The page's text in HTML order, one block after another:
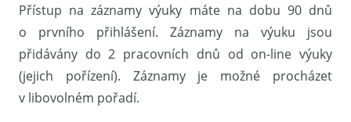
Přístup na záznamy výuky máte na dobu 90 dnů
o prvního přihlášení. Záznamy na výuku jsou
přidávány do 2 pracovních dnů od on-line výuky
(jejich pořízení). Záznamy je možné procházet
v libovolném pořadí.